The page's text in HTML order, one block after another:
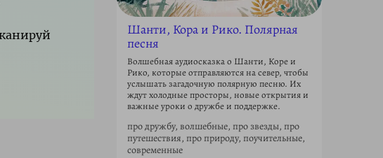
Шанти, Кора и Рико. Полярная
песня
Волшебная аудиосказка о Шанти, Коре и
Рико, которые отправляются на север, чтобы
услышать загадочную полярную песню. Их
ждут холодные просторы, новые открытия и
важные уроки о дружбе и поддержке.
про дружбу, волшебные, про звезды, про
путешествия, про природу, поучительные,
современные